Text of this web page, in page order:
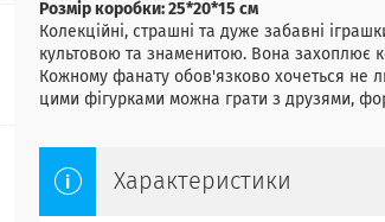
Розмір коробки: 25*20*15 см
Колекційні, страшні та дуже забавні
культовою та знаменитою. Вона захоплює
Кожному фанату обов'язково хочеться не
цими фігурками можна грати з друзями,
Характеристики